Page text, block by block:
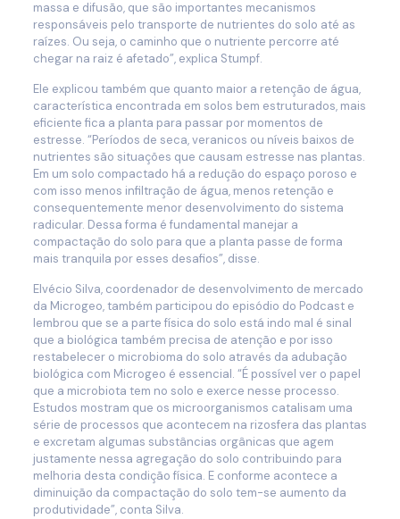
massa e difusão, que são importantes mecanismos
responsáveis pelo transporte de nutrientes do solo até as
raízes. Ou seja, o caminho que o nutriente percorre até
chegar na raiz é afetado”, explica Stumpf.
Ele explicou também que quanto maior a retenção de água,
característica encontrada em solos bem estruturados, mais
eficiente fica a planta para passar por momentos de
estresse. “Períodos de seca, veranicos ou níveis baixos de
nutrientes são situações que causam estresse nas plantas.
Em um solo compactado há a redução do espaço poroso e
com isso menos infiltração de água, menos retenção e
consequentemente menor desenvolvimento do sistema
radicular. Dessa forma é fundamental manejar a
compactação do solo para que a planta passe de forma
mais tranquila por esses desafios”, disse.
Elvécio Silva, coordenador de desenvolvimento de mercado
da Microgeo, também participou do episódio do Podcast e
lembrou que se a parte física do solo está indo mal é sinal
que a biológica também precisa de atenção e por isso
restabelecer o microbioma do solo através da adubação
biológica com Microgeo é essencial. “É possível ver o papel
que a microbiota tem no solo e exerce nesse processo.
Estudos mostram que os microorganismos catalisam uma
série de processos que acontecem na rizosfera das plantas
e excretam algumas substâncias orgânicas que agem
justamente nessa agregação do solo contribuindo para
melhoria desta condição física. E conforme acontece a
diminuição da compactação do solo tem-se aumento da
produtividade”, conta Silva.